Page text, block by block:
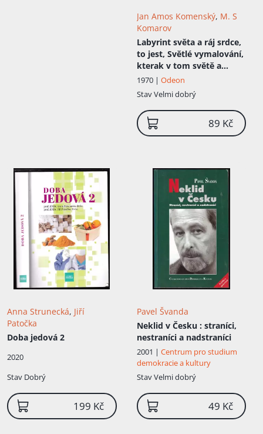
Jan Amos Komenský, M. S
Komarov
Labyrint světa a ráj srdce,
to jest, Světlé vymalování,
kterak v tom světě a
věcech jeho všechněch nic
není než matení a motání,
kolotání a lopotování,
mámení a šalba, bída a
tesknost, a naposledy
omrzení všeho a zoufání:
Pánem Bohem se uzavírá,
ten sám k pravému a
plnému mysli upokojení a
radosti že přichází:
podruhé tlačen v
Amsterodamě MDCLXIII
1970 | Odeon
StavVelmi dobrý
89 Kč
Anna Strunecká, Jiří
Patočka
Doba jedová 2
2020
Stav Dobrý
199 Kč
Pavel Švanda
Neklid v Česku : straníci,
nestraníci a nadstraníci
2001 | Centrum pro studium
demokracie a kultury
StavVelmi dobrý
49 Kč